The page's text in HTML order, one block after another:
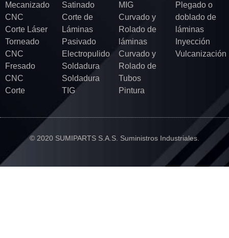
Mecanizado
CNC
Corte Láser
Torneado
CNC
Fresado
CNC
Corte
Satinado
Corte de
Láminas
Pasivado
Electropulido
Soldadura
Soldadura
TIG
MIG
Curvado y
Rolado de
láminas
Curvado y
Rolado de
Tubos
Pintura
Plegado o
doblado de
láminas
Inyección
Vulcanización
© 2020 SUMIPARTS S.A.S. Suministros Industriales.